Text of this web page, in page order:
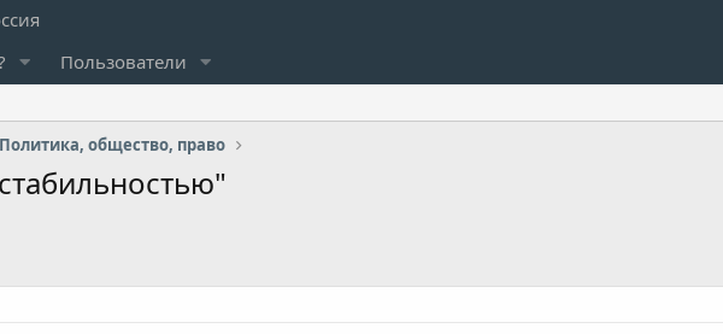
Пользователи
Политика, общество, право